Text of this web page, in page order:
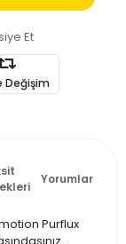
Et
Değişim
Yorumlar
Purflux